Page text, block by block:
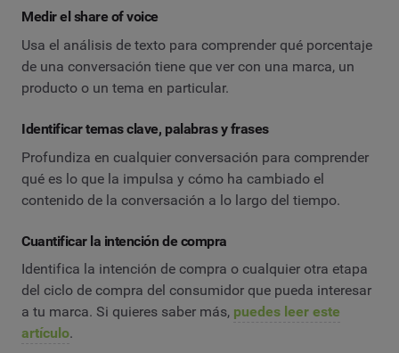
Medir el share of voice
Usa el análisis de texto para comprender qué porcentaje
de una conversación tiene que ver con una marca, un
producto o un tema en particular.
Identificar temas clave, palabras y frases
Profundiza en cualquier conversación para comprender
qué es lo que la impulsa y cómo ha cambiado el
contenido de la conversación a lo largo del tiempo.
Cuantificar la intención de compra
Identifica la intención de compra o cualquier otra etapa
del ciclo de compra del consumidor que pueda interesar
a tu marca. Si quieres saber más, puedes leer este
artículo.